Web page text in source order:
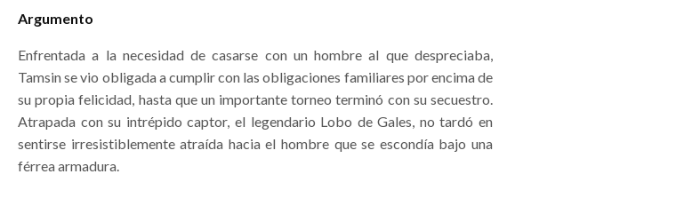
Argumento
Enfrentada a la necesidad de casarse con un hombre al que despreciaba,
Tamsin se vio obligada a cumplir con las obligaciones familiares por encima de
su propia felicidad, hasta que un importante torneo terminó con su secuestro.
Atrapada con su intrépido captor, el legendario Lobo de Gales, no tardó en
sentirse irresistiblemente atraída hacia el hombre que se escondía bajo una
férrea armadura.